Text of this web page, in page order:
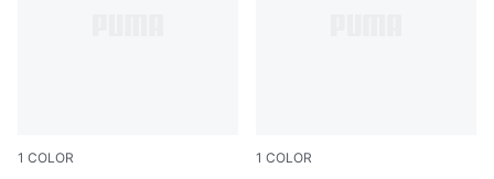
1 COLOR 1 COLOR